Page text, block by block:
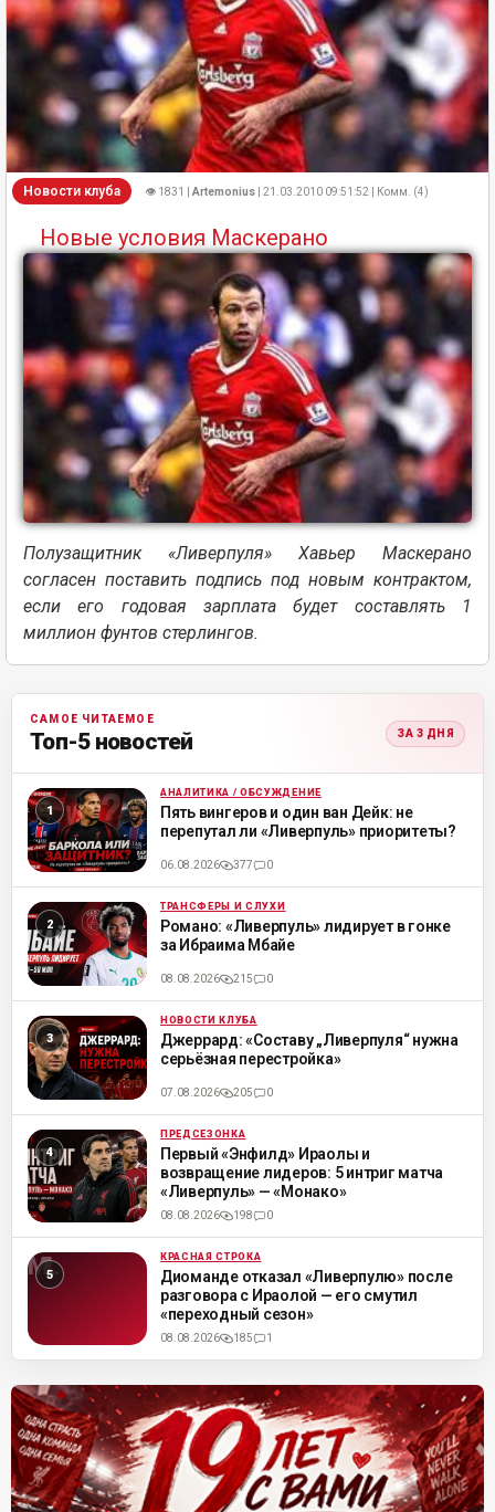
Новости клуба 👁 1831 | Artemonius | 21.03.2010 09:51:52 | Комм. (4)
Новые условия Маскерано
Полузащитник «Ливерпуля» Хавьер Маскерано
согласен поставить подпись под новым контрактом,
если его годовая зарплата будет составлять 1
миллион фунтов стерлингов.
САМОЕ ЧИТАЕМОЕ
Топ-5 новостей ЗА 3 ДНЯ
ML АНАЛИТИКА / ОБСУЖДЕНИЕ
Пять вингеров и один ван Дейк: не
перепутал ли «Ливерпуль» приоритеты?
06.08.2026 377 0
ML ТРАНСФЕРЫ И СЛУХИ
Романо: «Ливерпуль» лидирует в гонке
за Ибраима Мбайе
08.08.2026 215 0
ML НОВОСТИ КЛУБА
Джеррард: «Составу „Ливерпуля“ нужна
серьёзная перестройка»
07.08.2026 205 0
ML ПРЕДСЕЗОНКА
Первый «Энфилд» Ираолы и
возвращение лидеров: 5 интриг матча
«Ливерпуль» — «Монако»
08.08.2026 198 0
ML КРАСНАЯ СТРОКА
Диоманде отказал «Ливерпулю» после
разговора с Ираолой — его смутил
«переходный сезон»
08.08.2026 185 1